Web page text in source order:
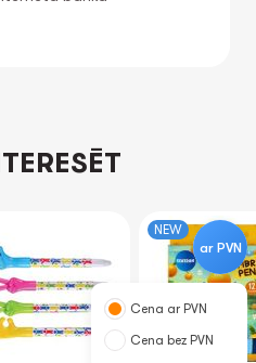
NEW
ar PVN
Cena ar PVN
Cena bez PVN